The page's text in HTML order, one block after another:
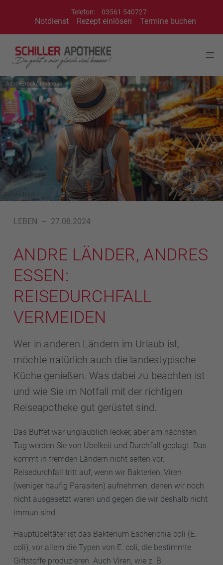
Telefon: 03561 540727
Notdienst Rezept einlösen Termine buchen
AdobeStock/Johannes
LEBEN – 27.08.2024
ANDRE LÄNDER, ANDRES
ESSEN:
REISEDURCHFALL
VERMEIDEN
Wer in anderen Ländern im Urlaub ist,
möchte natürlich auch die landestypische
Küche genießen. Was dabei zu beachten ist
und wie Sie im Notfall mit der richtigen
Reiseapotheke gut gerüstet sind.
Das Buffet war unglaublich lecker, aber am nächsten
Tag werden Sie von Übelkeit und Durchfall geplagt. Das
kommt in fremden Ländern nicht selten vor.
Reisedurchfall tritt auf, wenn wir Bakterien, Viren
(weniger häufig Parasiten) aufnehmen, denen wir noch
nicht ausgesetzt waren und gegen die wir deshalb nicht
immun sind.
Hauptübeltäter ist das Bakterium Escherichia coli (E.
coli), vor allem die Typen von E. coli, die bestimmte
Giftstoffe produzieren. Auch Viren, wie z. B.